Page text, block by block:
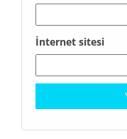
İnternet sitesi